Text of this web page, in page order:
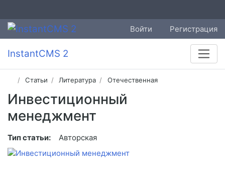
Войти Регистрация
InstantCMS 2
Статьи Литература Отечественная
Инвестиционный
менеджмент
Тип статьи: Авторская